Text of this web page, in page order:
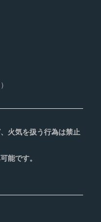
火気を扱う行為は禁止
能です。